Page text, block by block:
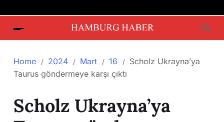
Home 2024 Mart 16
Scholz Ukrayna’ya
Taurus göndermeye karşı çıktı
Scholz Ukrayna’ya